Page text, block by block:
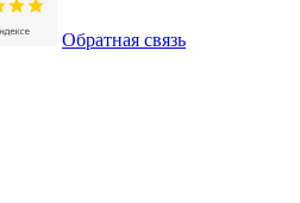
Обратная связь